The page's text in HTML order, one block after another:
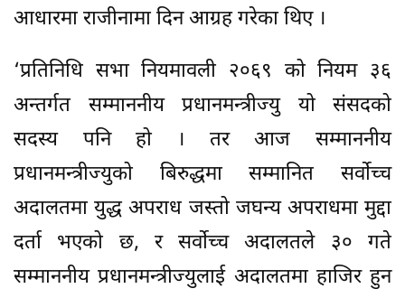
आधारमा राजीनामा दिन आग्रह गरेका थिए ।
‘प्रतिनिधि सभा नियमावली २०६९ को नियम ३६
अन्तर्गत सम्माननीय प्रधानमन्त्रीज्यु यो संसदको
सदस्य पनि हो । तर आज सम्माननीय
प्रधानमन्त्रीज्युको बिरुद्धमा सम्मानित सर्वोच्च
अदालतमा युद्ध अपराध जस्तो जघन्य अपराधमा मुद्दा
दर्ता भएको छ, र सर्वोच्च अदालतले ३० गते
सम्माननीय प्रधानमन्त्रीज्युलाई अदालतमा हाजिर हुन